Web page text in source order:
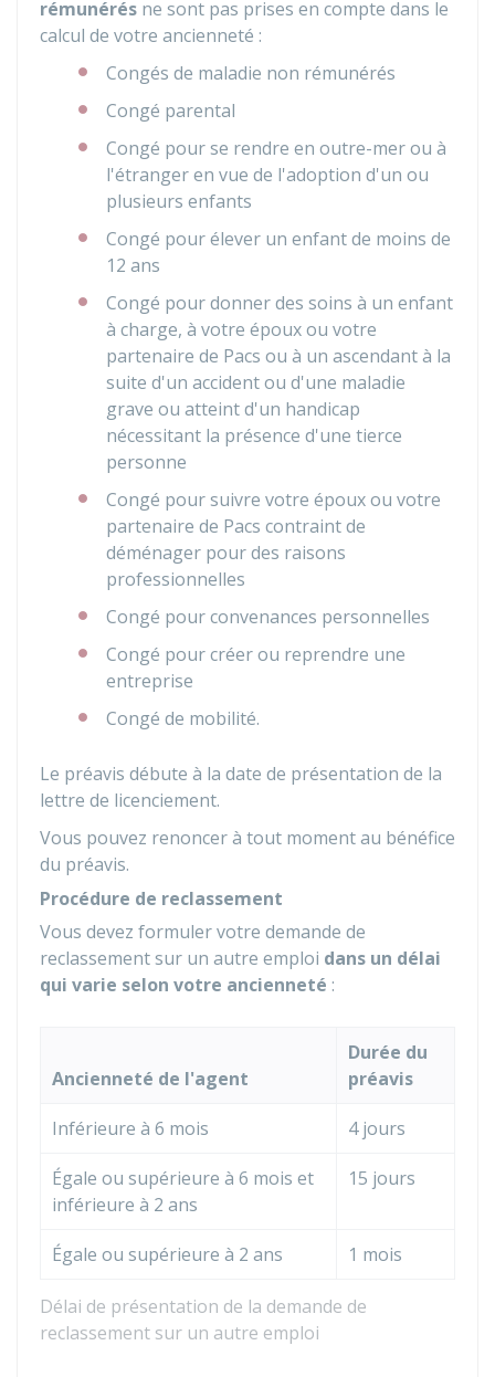
rémunérés ne sont pas prises en compte dans le
calcul de votre ancienneté :
Congés de maladie non rémunérés
Congé parental
Congé pour se rendre en outre-mer ou à
l'étranger en vue de l'adoption d'un ou
plusieurs enfants
Congé pour élever un enfant de moins de
12 ans
Congé pour donner des soins à un enfant
à charge, à votre époux ou votre
partenaire de Pacs ou à un ascendant à la
suite d'un accident ou d'une maladie
grave ou atteint d'un handicap
nécessitant la présence d'une tierce
personne
Congé pour suivre votre époux ou votre
partenaire de Pacs contraint de
déménager pour des raisons
professionnelles
Congé pour convenances personnelles
Congé pour créer ou reprendre une
entreprise
Congé de mobilité.
Le préavis débute à la date de présentation de la
lettre de licenciement.
Vous pouvez renoncer à tout moment au bénéfice
du préavis.
Procédure de reclassement
Vous devez formuler votre demande de
reclassement sur un autre emploi dans un délai
qui varie selon votre ancienneté :
Délai de présentation de la demande de
reclassement sur un autre emploi
Ancienneté de l'agent
Durée du
préavis
Inférieure à 6 mois 4 jours
Égale ou supérieure à 6 mois et
inférieure à 2 ans
15 jours
Égale ou supérieure à 2 ans 1 mois